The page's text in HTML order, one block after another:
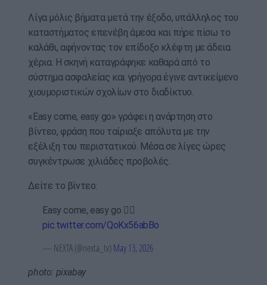
Λίγα μόλις βήματα μετά την έξοδο, υπάλληλος του
καταστήματος επενέβη άμεσα και πήρε πίσω το
καλάθι, αφήνοντας τον επίδοξο κλέφτη με άδεια
χέρια. Η σκηνή καταγράφηκε καθαρά από το
σύστημα ασφαλείας και γρήγορα έγινε αντικείμενο
χιουμοριστικών σχολίων στο διαδίκτυο.
«Easy come, easy go» γράφει η ανάρτηση στο
βίντεο, φράση που ταίριαξε απόλυτα με την
εξέλιξη του περιστατικού. Μέσα σε λίγες ώρες
συγκέντρωσε χιλιάδες προβολές.
Δείτε το βίντεο:
Easy come, easy go 🤷‍♀️
pic.twitter.com/QoKx56abBo
— NEXTA (@nexta_tv)May 13, 2026
photo: pixabay